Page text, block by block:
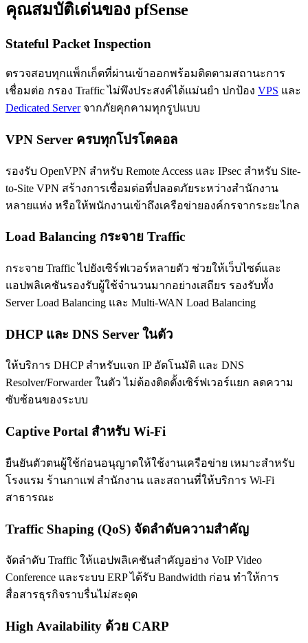
คุณสมบัติเด่นของ pfSense
Stateful Packet Inspection
ตรวจสอบทุกแพ็กเก็ตที่ผ่านเข้าออกพร้อมติดตามสถานะการ
เชื่อมต่อ กรอง Traffic ไม่พึงประสงค์ได้แม่นยำ ปกป้อง VPS และ
Dedicated Serverจากภัยคุกคามทุกรูปแบบ
VPN Server ครบทุกโปรโตคอล
รองรับ OpenVPN สำหรับ Remote Access และ IPsec สำหรับ Site-
to-Site VPN สร้างการเชื่อมต่อที่ปลอดภัยระหว่างสำนักงาน
หลายแห่ง หรือให้พนักงานเข้าถึงเครือข่ายองค์กรจากระยะไกล
Load Balancing กระจาย Traffic
กระจาย Traffic ไปยังเซิร์ฟเวอร์หลายตัว ช่วยให้เว็บไซต์และ
แอปพลิเคชันรองรับผู้ใช้จำนวนมากอย่างเสถียร รองรับทั้ง
Server Load Balancing และ Multi-WAN Load Balancing
DHCP และ DNS Server ในตัว
ให้บริการ DHCP สำหรับแจก IP อัตโนมัติ และ DNS
Resolver/Forwarder ในตัว ไม่ต้องติดตั้งเซิร์ฟเวอร์แยก ลดความ
ซับซ้อนของระบบ
Captive Portal สำหรับ Wi-Fi
ยืนยันตัวตนผู้ใช้ก่อนอนุญาตให้ใช้งานเครือข่าย เหมาะสำหรับ
โรงแรม ร้านกาแฟ สำนักงาน และสถานที่ให้บริการ Wi-Fi
สาธารณะ
Traffic Shaping (QoS) จัดลำดับความสำคัญ
จัดลำดับ Traffic ให้แอปพลิเคชันสำคัญอย่าง VoIP Video
Conference และระบบ ERP ได้รับ Bandwidth ก่อน ทำให้การ
สื่อสารธุรกิจราบรื่นไม่สะดุด
High Availability ด้วย CARP